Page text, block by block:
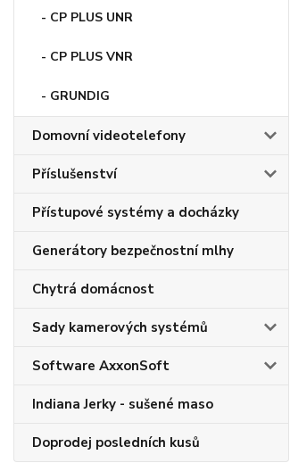
- CP PLUS UNR
- CP PLUS VNR
- GRUNDIG
Domovní videotelefony
Příslušenství
Přístupové systémy a docházky
Generátory bezpečnostní mlhy
Chytrá domácnost
Sady kamerových systémů
Software AxxonSoft
Indiana Jerky - sušené maso
Doprodej posledních kusů